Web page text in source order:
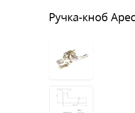
Ручка-кноб